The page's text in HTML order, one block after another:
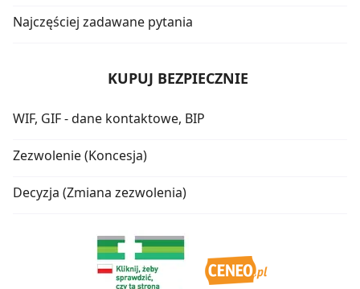
Najczęściej zadawane pytania
KUPUJ BEZPIECZNIE
WIF, GIF - dane kontaktowe, BIP
Zezwolenie (Koncesja)
Decyzja (Zmiana zezwolenia)